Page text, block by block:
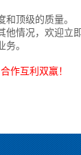
顶级的质量。
他情况，欢迎立
。
作互利双羸！